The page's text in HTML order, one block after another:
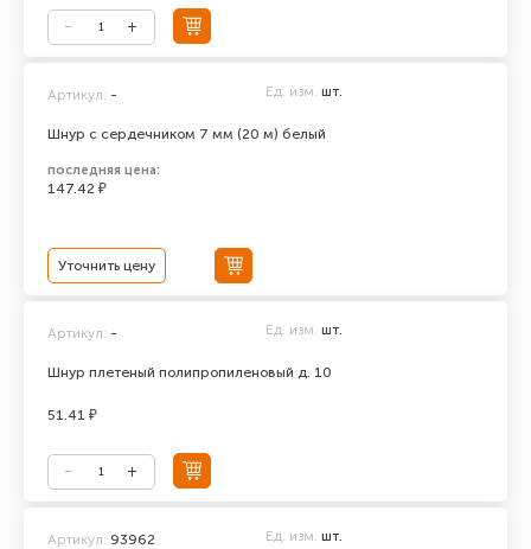
Шнур с сердечником 7 мм (20 м) белый
Артикул: - Ед. изм. шт.
последняя цена:
147.42 ₽
Уточнить цену
Шнур плетеный полипропиленовый д. 10
Артикул: - Ед. изм. шт.
51.41 ₽
Артикул: 93962 Ед. изм. шт.